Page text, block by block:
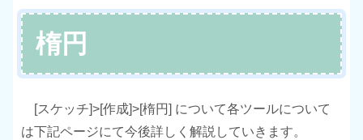
楕円
[スケッチ]>[作成]>[楕円] について各ツールについて
は下記ページにて今後詳しく解説していきます。